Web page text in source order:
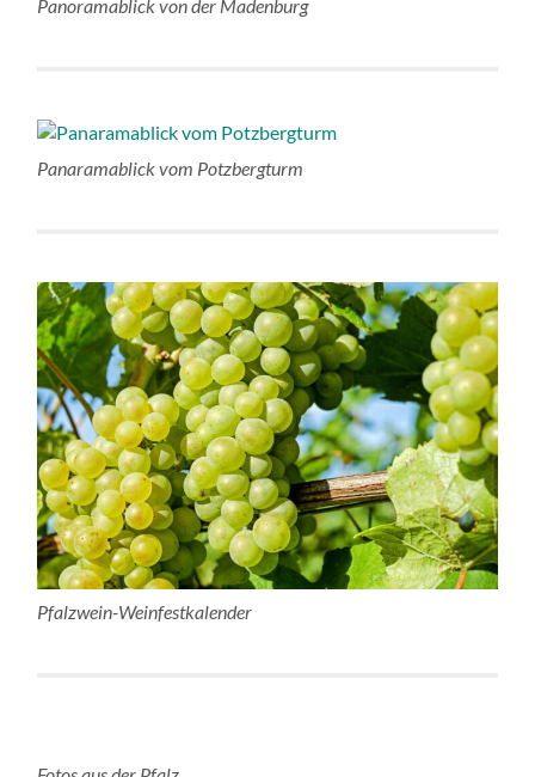
Panoramablick von der Madenburg
Panaramablick vom Potzbergturm
Pfalzwein-Weinfestkalender